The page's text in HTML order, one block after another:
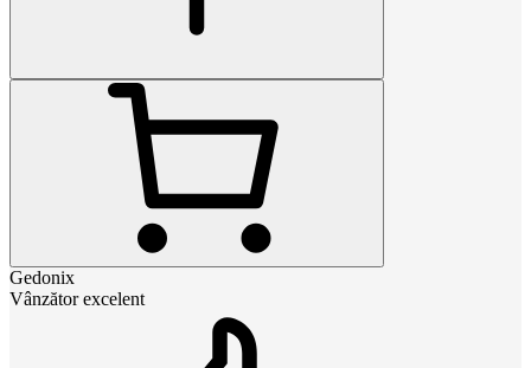
Gedonix
Vânzător excelent